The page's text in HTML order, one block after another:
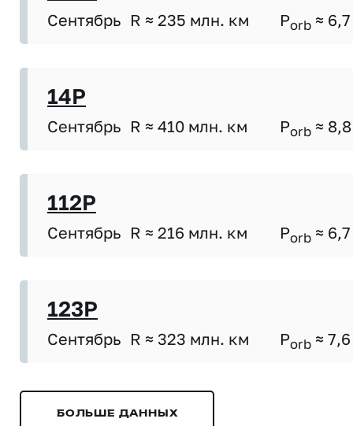
Сентябрь R ≈ 235 млн. км Porb ≈ 6,7
14P
Сентябрь R ≈ 410 млн. км Porb ≈ 8,8
112P
Сентябрь R ≈ 216 млн. км Porb ≈ 6,7
123P
Сентябрь R ≈ 323 млн. км Porb ≈ 7,6
БОЛЬШЕ ДАННЫХ